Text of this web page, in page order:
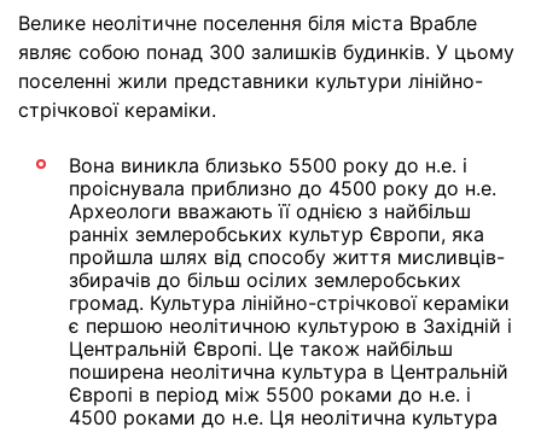
Велике неолітичне поселення біля міста Врабле
являє собою понад 300 залишків будинків. У цьому
поселенні жили представники культури лінійно-
стрічкової кераміки.
Вона виникла близько 5500 року до н.е. і
проіснувала приблизно до 4500 року до н.е.
Археологи вважають її однією з найбільш
ранніх землеробських культур Європи, яка
пройшла шлях від способу життя мисливців-
збирачів до більш осілих землеробських
громад. Культура лінійно-стрічкової кераміки
є першою неолітичною культурою в Західній і
Центральній Європі. Це також найбільш
поширена неолітична культура в Центральній
Європі в період між 5500 роками до н.е. і
4500 роками до н.е. Ця неолітична культура